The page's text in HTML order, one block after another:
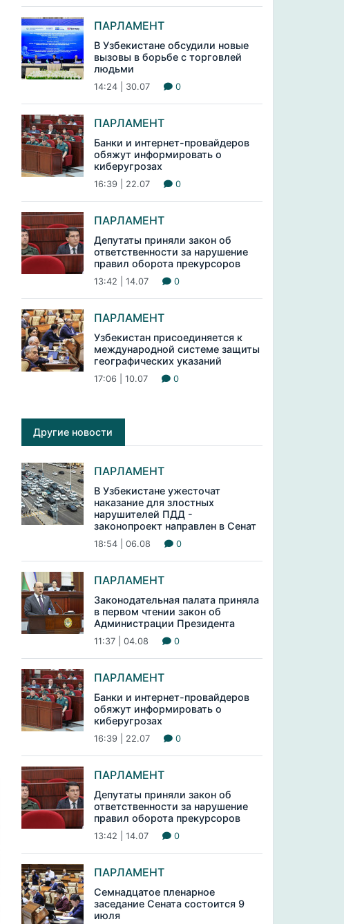
ПАРЛАМЕНТ
В Узбекистане обсудили новые
вызовы в борьбе с торговлей
людьми
14:24 | 30.07 0
ПАРЛАМЕНТ
Банки и интернет-провайдеров
обяжут информировать о
киберугрозах
16:39 | 22.07 0
ПАРЛАМЕНТ
Депутаты приняли закон об
ответственности за нарушение
правил оборота прекурсоров
13:42 | 14.07 0
ПАРЛАМЕНТ
Узбекистан присоединяется к
международной системе защиты
географических указаний
17:06 | 10.07 0
Другие новости
ПАРЛАМЕНТ
В Узбекистане ужесточат
наказание для злостных
нарушителей ПДД -
законопроект направлен в Сенат
18:54 | 06.08 0
ПАРЛАМЕНТ
Законодательная палата приняла
в первом чтении закон об
Администрации Президента
11:37 | 04.08 0
ПАРЛАМЕНТ
Банки и интернет-провайдеров
обяжут информировать о
киберугрозах
16:39 | 22.07 0
ПАРЛАМЕНТ
Депутаты приняли закон об
ответственности за нарушение
правил оборота прекурсоров
13:42 | 14.07 0
ПАРЛАМЕНТ
Семнадцатое пленарное
заседание Сената состоится 9
июля